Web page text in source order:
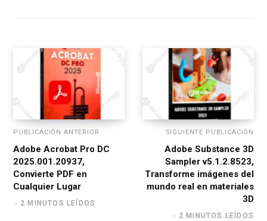
PUBLICACIÓN ANTERIOR
Adobe Acrobat Pro DC
2025.001.20937,
Convierte PDF en
Cualquier Lugar
2 MINUTOS LEÍDOS
SIGUIENTE PUBLICACIÓN
Adobe Substance 3D
Sampler v5.1.2.8523,
Transforme imágenes del
mundo real en materiales
3D
2 MINUTOS LEÍDOS